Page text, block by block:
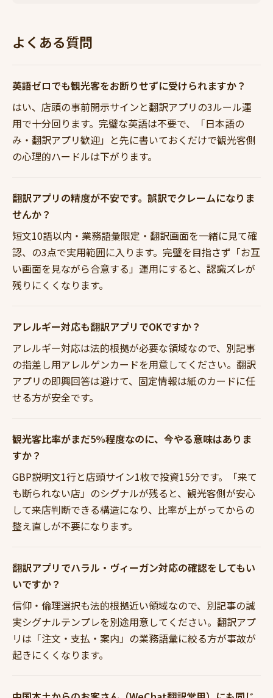
よくある質問
英語ゼロでも観光客をお断りせずに受けられますか？
はい、店頭の事前開示サインと翻訳アプリの3ルール運
用で十分回ります。完璧な英語は不要で、「日本語の
み・翻訳アプリ歓迎」と先に書いておくだけで観光客側
の心理的ハードルは下がります。
翻訳アプリの精度が不安です。誤訳でクレームになりま
せんか？
短文10語以内・業務語彙限定・翻訳画面を一緒に見て確
認、の3点で実用範囲に入ります。完璧を目指さず「お互
い画面を見ながら合意する」運用にすると、認識ズレが
残りにくくなります。
アレルギー対応も翻訳アプリでOKですか？
アレルギー対応は法的根拠が必要な領域なので、別記事
の指差し用アレルゲンカードを用意してください。翻訳
アプリの即興回答は避けて、固定情報は紙のカードに任
せる方が安全です。
観光客比率がまだ5%程度なのに、今やる意味はありま
すか？
GBP説明文1行と店頭サイン1枚で投資15分です。「来て
も断られない店」のシグナルが残ると、観光客側が安心
して来店判断できる構造になり、比率が上がってからの
整え直しが不要になります。
翻訳アプリでハラル・ヴィーガン対応の確認をしてもい
いですか？
信仰・倫理選択も法的根拠近い領域なので、別記事の誠
実シグナルテンプレを別途用意してください。翻訳アプ
リは「注文・支払・案内」の業務語彙に絞る方が事故が
起きにくくなります。